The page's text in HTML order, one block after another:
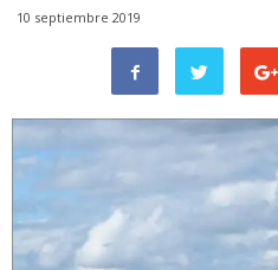
10 septiembre 2019